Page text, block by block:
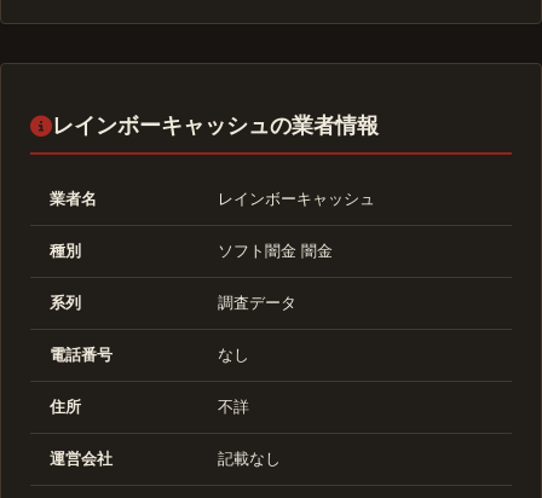
レインボーキャッシュの業者情報
業者名 レインボーキャッシュ
種別 ソフト闇金 闇金
系列 調査データ
電話番号 なし
住所 不詳
運営会社 記載なし